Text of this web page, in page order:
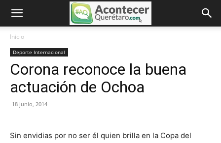
Inicio
Deporte Internacional
Corona reconoce la buena
actuación de Ochoa
18 junio, 2014
Sin envidias por no ser él quien brilla en la Copa del